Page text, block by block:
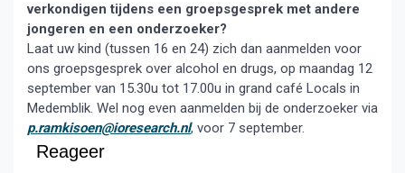
verkondigen tijdens een groepsgesprek met andere
jongeren en een onderzoeker?
Laat uw kind (tussen 16 en 24) zich dan aanmelden voor
ons groepsgesprek over alcohol en drugs, op maandag 12
september van 15.30u tot 17.00u in grand café Locals in
Medemblik. Wel nog even aanmelden bij de onderzoeker via
p.ramkisoen@ioresearch.nl, voor 7 september.
Reageer